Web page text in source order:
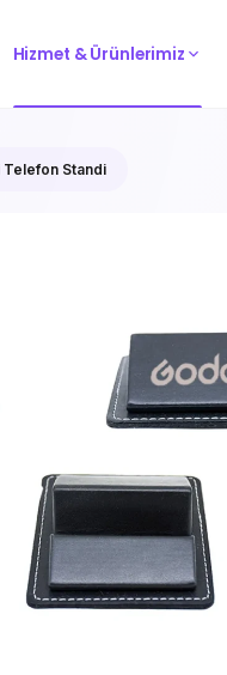
Hizmet & Ürünlerimiz
Telefon Standi